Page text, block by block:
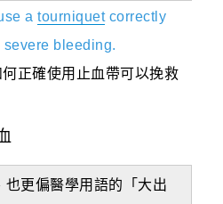
a tourniquetcorrectly
bleeding.
正確使用止血帶可以挽救
更偏醫學用語的「大出